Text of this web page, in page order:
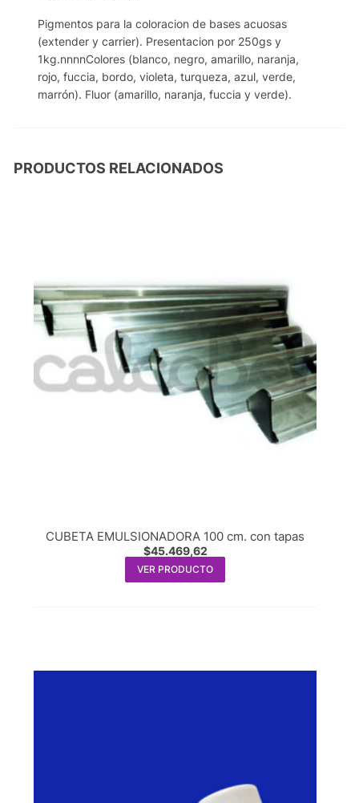
Pigmentos para la coloracion de bases acuosas
(extender y carrier). Presentacion por 250gs y
1kg.nnnnColores (blanco, negro, amarillo, naranja,
rojo, fuccia, bordo, violeta, turqueza, azul, verde,
marrón). Fluor (amarillo, naranja, fuccia y verde).
PRODUCTOS RELACIONADOS
CUBETA EMULSIONADORA 100 cm. con tapas
$45.469,62
VER PRODUCTO